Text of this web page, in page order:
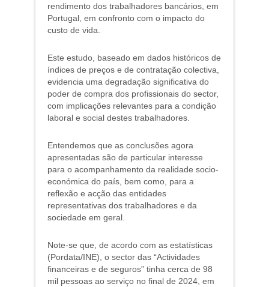
rendimento dos trabalhadores bancários, em
Portugal, em confronto com o impacto do
custo de vida.
Este estudo, baseado em dados históricos de
índices de preços e de contratação colectiva,
evidencia uma degradação significativa do
poder de compra dos profissionais do sector,
com implicações relevantes para a condição
laboral e social destes trabalhadores.
Entendemos que as conclusões agora
apresentadas são de particular interesse
para o acompanhamento da realidade socio-
económica do país, bem como, para a
reflexão e acção das entidades
representativas dos trabalhadores e da
sociedade em geral.
Note-se que, de acordo com as estatísticas
(Pordata/INE), o sector das “Actividades
financeiras e de seguros” tinha cerca de 98
mil pessoas ao serviço no final de 2024, em